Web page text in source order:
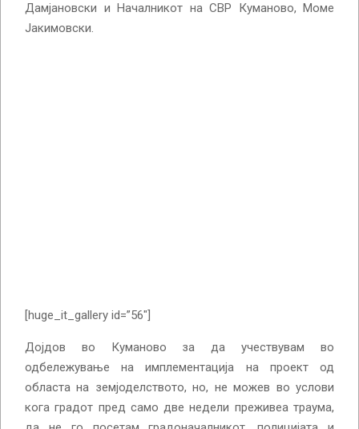
Дамјановски и Началникот на СВР Куманово, Моме
Јакимовски.
[huge_it_gallery id=”56″]
Дојдов во Куманово за да учествувам во
одбележување на имплементација на проект од
областа на земјоделството, но, не можев во услови
кога градот пред само две недели преживеа траума,